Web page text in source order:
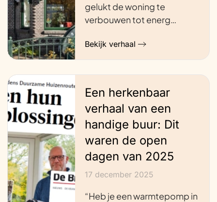
gelukt de woning te
verbouwen tot energ…
Bekijk verhaal
Een herkenbaar
verhaal van een
handige buur: Dit
waren de open
dagen van 2025
17 december 2025
“Heb je een warmtepomp in